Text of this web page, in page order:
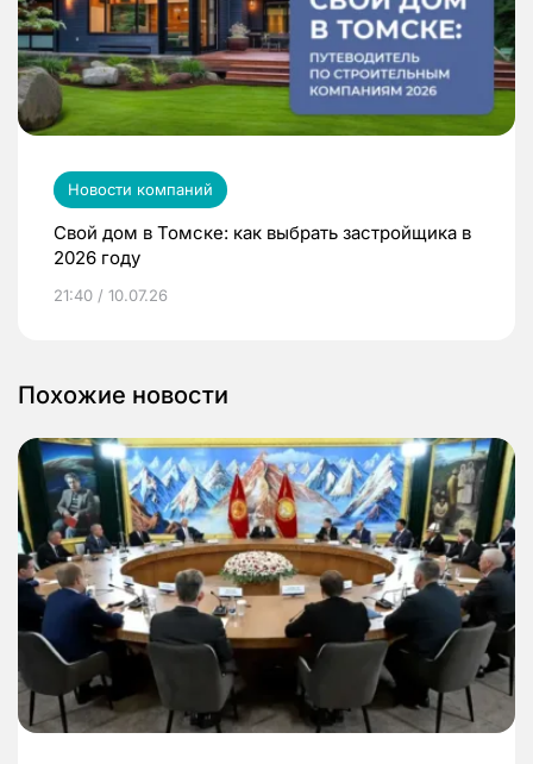
Новости компаний
Свой дом в Томске: как выбрать застройщика в
2026 году
21:40 / 10.07.26
Похожие новости